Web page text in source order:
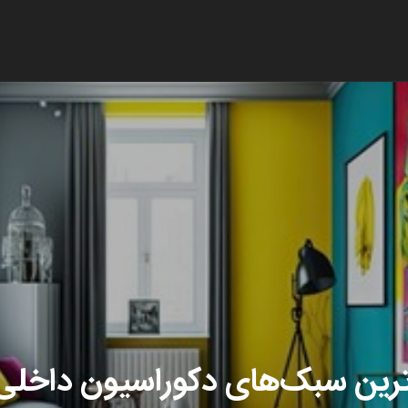
ساخت و اجرای معماری ویلا